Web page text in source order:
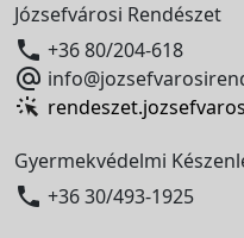
Józsefvárosi Rendészet
 +36 80/204-618

Gyermekvédelmi
 +36 30/493-1925